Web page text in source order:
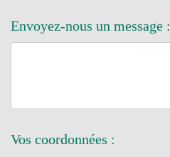
Envoyez-nous un message :
Vos coordonnées :